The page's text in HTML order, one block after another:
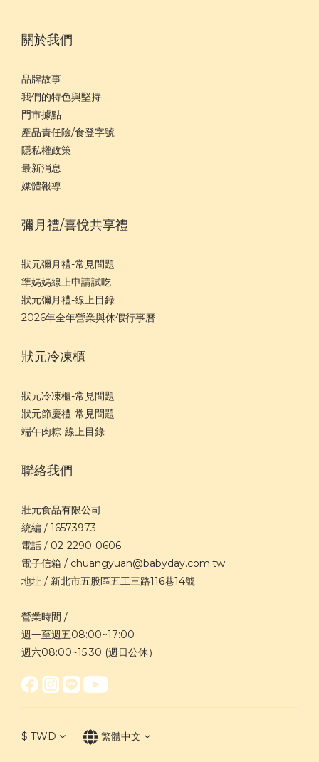
關於我們
品牌故事
我們的特色與堅持
門市據點
產品責任險/食登字號
隱私權政策
最新消息
媒體報導
彌月禮/喜悅共享禮
狀元彌月禮-常見問題
準媽媽線上申請試吃
狀元彌月禮-線上目錄
2026年全年營業與休假行事曆
狀元冷凍櫃
狀元冷凍櫃-常見問題
狀元節慶禮-常見問題
端午肉粽-線上目錄
聯絡我們
壯元食品有限公司
統編 / 16573973
電話 / 02-2290-0606
電子信箱 / chuangyuan@babyday.com.tw
地址 / 新北市五股區五工三路116巷14號
營業時間 /
週一至週五08:00~17:00
週六08:00~15:30 (週日公休）
$ TWD 繁體中文